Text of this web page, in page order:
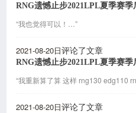
RNG遗憾止步2021LPL夏季赛季
“我也觉得可以！…”
2021-08-20日评论了文章
RNG遗憾止步2021LPL夏季赛季
“我重新算了算 这样 rng130 edg110
2021-08-20日评论了文章